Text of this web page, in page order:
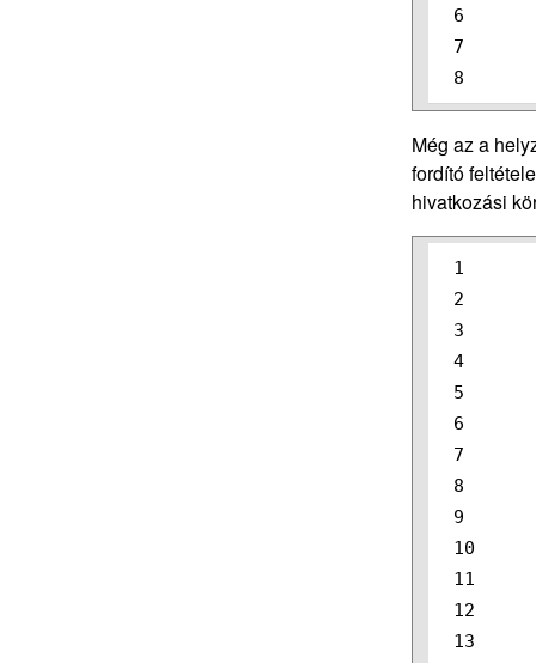
6
7
Még az a
fordító
hivatkozási
1
2
3
4
5
6
7
8
9
10
11
12
13